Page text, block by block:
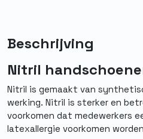
Beschrijving
Nitril
Nitril is gemaakt van
werking. Nitril is sterker en
voorkomen dat medewerkers
latexallergie voorkomen